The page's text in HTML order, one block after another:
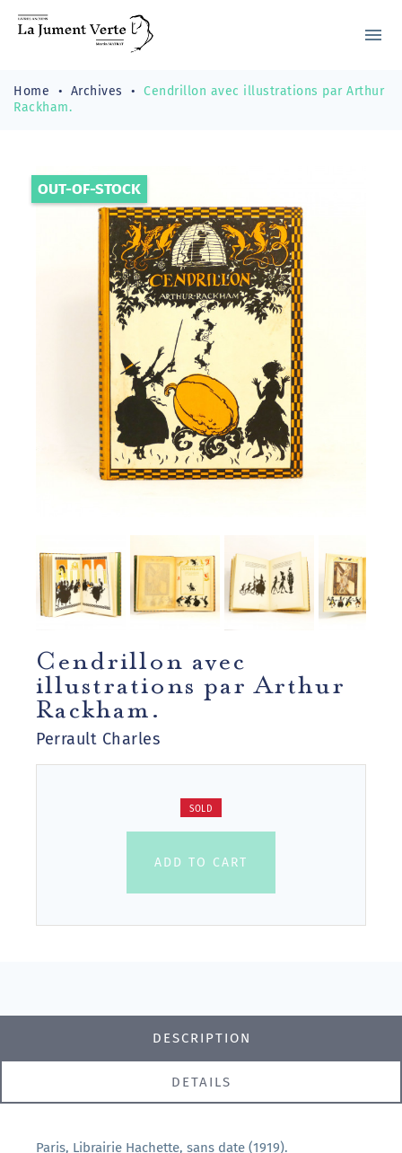
menu
Home Archives
Cendrillon avec illustrations par Arthur
Rackham.
OUT-OF-STOCK
Cendrillon avec
illustrations par Arthur
Rackham.
Perrault Charles
SOLD
ADD TO CART
DESCRIPTION
DETAILS
Paris, Librairie Hachette, sans date (1919).